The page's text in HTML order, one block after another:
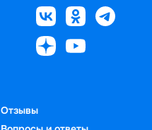
Отзывы